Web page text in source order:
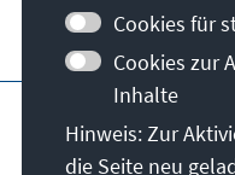
Besuchen Sie auch
Hauptseite der KAS
Erklärung zur
Cookies für
Cookies zur
Inhalte
Hinweis: Zur
die Seite neu